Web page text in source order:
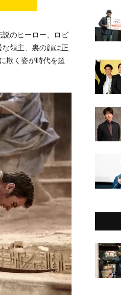
のヒーロー、ロビ
領主、裏の顔は正
欺く姿が時代を超